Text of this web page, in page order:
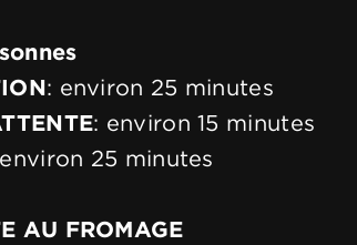
: environ 25 minutes
: environ 15 minutes
25 minutes
AU FROMAGE